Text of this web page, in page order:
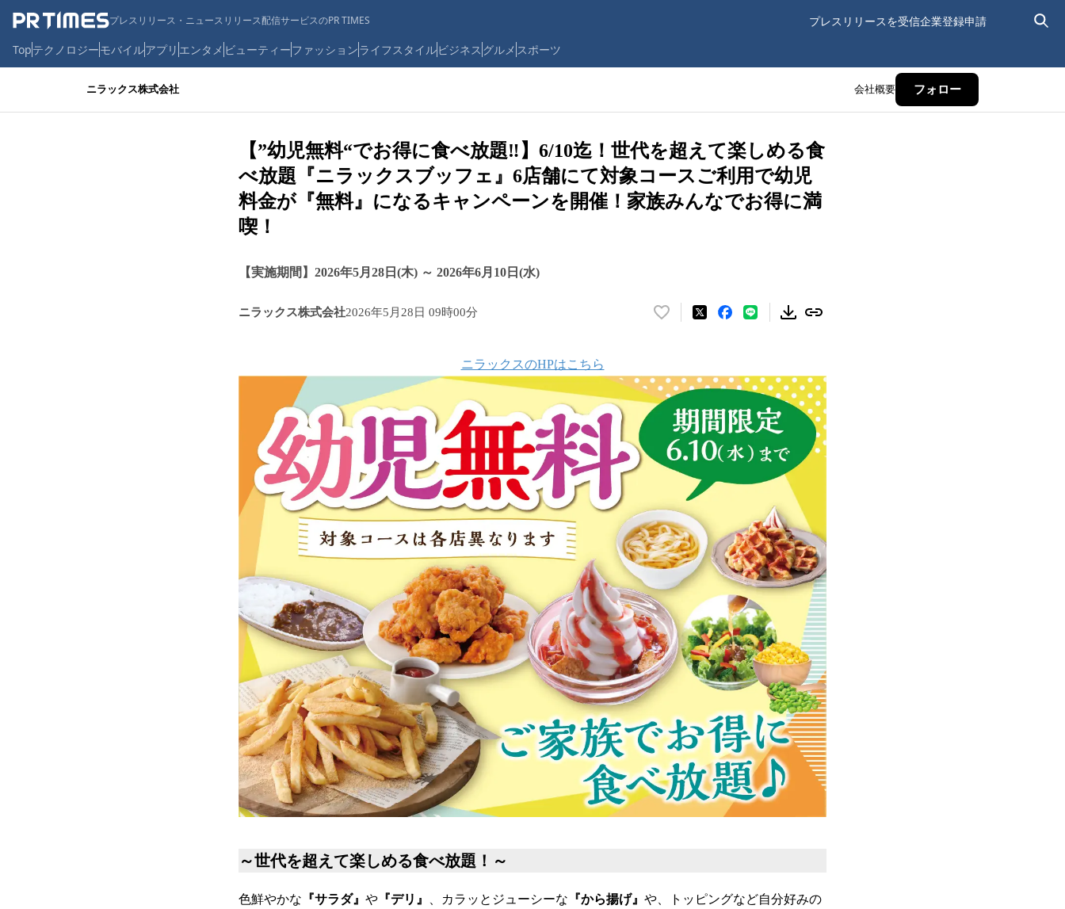
プレスリリース・ニュースリリース配信サービスのPR TIMES プレスリリースを受信企業登録申請
Topテクノロジーモバイルアプリ エンタメ ビューティーファッションライフスタイルビジネス グルメ スポーツ
ニラックス株式会社 会社概要 フォロー
【”幼児無料“でお得に食べ放題‼】6/10迄！世代を超えて楽しめる食
べ放題『ニラックスブッフェ』6店舗にて対象コースご利用で幼児
料金が『無料』になるキャンペーンを開催！家族みんなでお得に満
喫！
【実施期間】2026年5月28日(木) ～ 2026年6月10日(水)
ニラックス株式会社2026年5月28日 09時00分
い
数
を
読
み
込
み
す
ニラックスのHPはこちら
～世代を超えて楽しめる食べ放題！～
色鮮やかな 『サラダ』 や 『デリ』 、カラッとジューシーな 『から揚げ』 や、トッピングなど自分好みの